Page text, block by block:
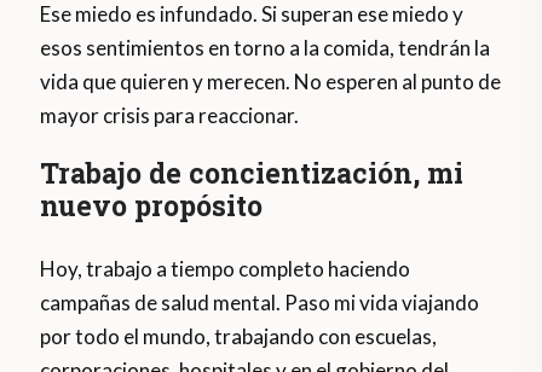
Ese miedo es infundado. Si superan ese miedo y
esos sentimientos en torno a la comida, tendrán la
vida que quieren y merecen. No esperen al punto de
mayor crisis para reaccionar.
Trabajo de concientización, mi
nuevo propósito
Hoy, trabajo a tiempo completo haciendo
campañas de salud mental. Paso mi vida viajando
por todo el mundo, trabajando con escuelas,